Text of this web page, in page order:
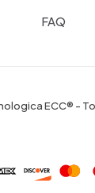
FAQ
ECC® -